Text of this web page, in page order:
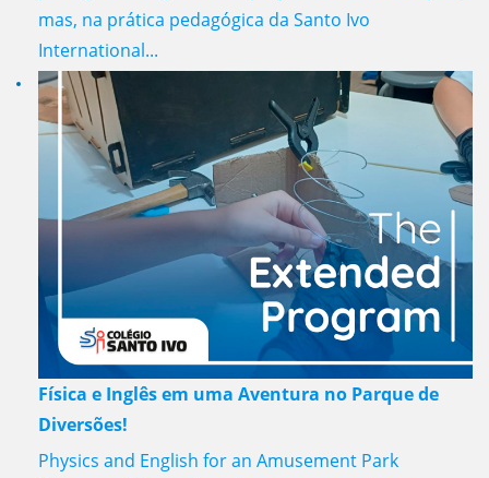
mas, na prática pedagógica da Santo Ivo
International...
Física e Inglês em uma Aventura no Parque de
Diversões!
Physics and English for an Amusement Park